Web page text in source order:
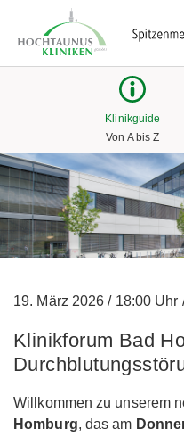
Klinikguide
Von A bis Z
19. März 2026/18:00 Uhr
Klinikforum Bad
Willkommen zu unserem
Homburg, das am